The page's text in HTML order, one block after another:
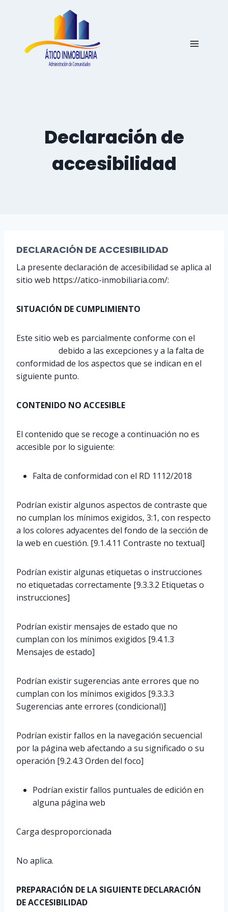
Declaración de
accesibilidad
DECLARACIÓN DE ACCESIBILIDAD
La presente declaración de accesibilidad se aplica al
sitio web https://atico-inmobiliaria.com/:
SITUACIÓN DE CUMPLIMIENTO
Este sitio web es parcialmente conforme con el
debido a las excepciones y a la falta de
conformidad de los aspectos que se indican en el
siguiente punto.
CONTENIDO NO ACCESIBLE
El contenido que se recoge a continuación no es
accesible por lo siguiente:
Falta de conformidad con el RD 1112/2018
Podrían existir algunos aspectos de contraste que
no cumplan los mínimos exigidos, 3:1, con respecto
a los colores adyacentes del fondo de la sección de
la web en cuestión. [9.1.4.11 Contraste no textual]
Podrían existir algunas etiquetas o instrucciones
no etiquetadas correctamente [9.3.3.2 Etiquetas o
instrucciones]
Podrían existir mensajes de estado que no
cumplan con los mínimos exigidos [9.4.1.3
Mensajes de estado]
Podrían existir sugerencias ante errores que no
cumplan con los mínimos exigidos [9.3.3.3
Sugerencias ante errores (condicional)]
Podrían existir fallos en la navegación secuencial
por la página web afectando a su significado o su
operación [9.2.4.3 Orden del foco]
Podrían existir fallos puntuales de edición en
alguna página web
Carga desproporcionada
No aplica.
PREPARACIÓN DE LA SIGUIENTE DECLARACIÓN
DE ACCESIBILIDAD